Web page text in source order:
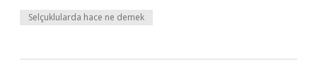
Selçuklularda hace ne demek